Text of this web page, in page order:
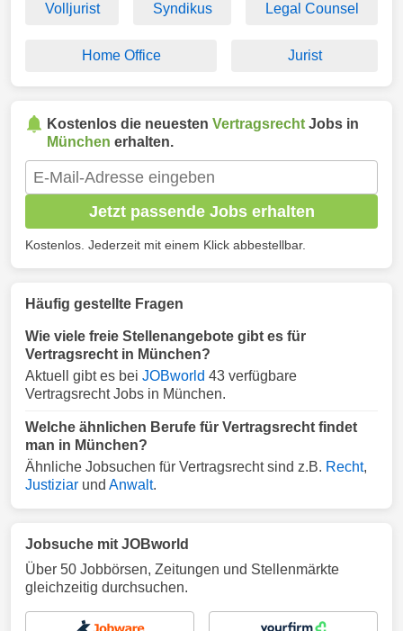
Volljurist Syndikus Legal Counsel
Home Office Jurist
Kostenlos die neuesten Vertragsrecht Jobs in
München erhalten.
Jetzt passende Jobs erhalten
Kostenlos. Jederzeit mit einem Klick abbestellbar.
Häufig gestellte Fragen
Wie viele freie Stellenangebote gibt es für
Vertragsrecht in München?
Aktuell gibt es bei JOBworld 43 verfügbare
Vertragsrecht Jobs in München.
Welche ähnlichen Berufe für Vertragsrecht findet
man in München?
Ähnliche Jobsuchen für Vertragsrecht sind z.B. Recht,
Justiziar und Anwalt.
Jobsuche mit JOBworld
Über 50 Jobbörsen, Zeitungen und Stellenmärkte
gleichzeitig durchsuchen.